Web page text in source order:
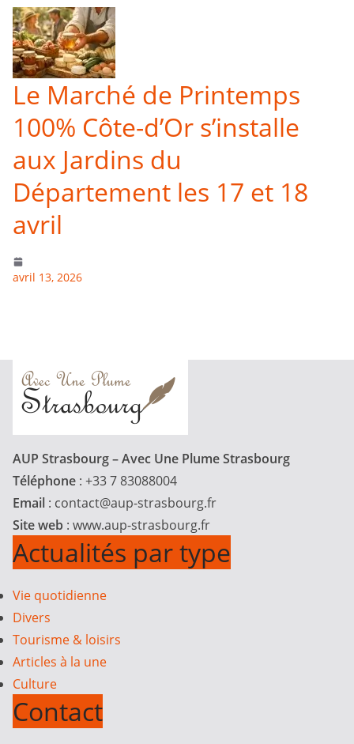
Le Marché de Printemps
100% Côte-d’Or s’installe
aux Jardins du
Département les 17 et 18
avril
avril 13, 2026
AUP Strasbourg – Avec Une Plume Strasbourg
Téléphone : +33 7 83088004
Email : contact@aup-strasbourg.fr
Site web : www.aup-strasbourg.fr
Actualités par type
Vie quotidienne
Divers
Tourisme & loisirs
Articles à la une
Culture
Contact